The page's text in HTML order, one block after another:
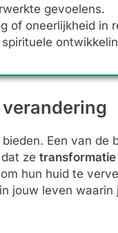
gevoelens.
of oneerlijkheid in
Een van de
ze
hun huid te
jouw leven waarin